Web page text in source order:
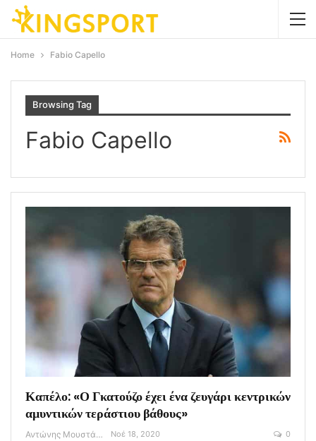
Home Fabio Capello
Browsing Tag
Fabio Capello
Καπέλο: «Ο Γκατούζο έχει ένα ζευγάρι κεντρικών
αμυντικών τεράστιου βάθους»
Αντώνης Μουστάκας Νοέ 18, 2020 0